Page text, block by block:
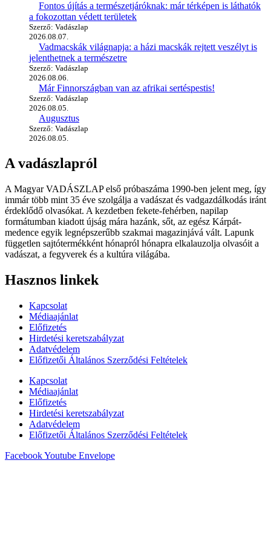
Fontos újítás a természetjáróknak: már térképen is láthatók
a fokozottan védett területek
Szerző: Vadászlap
2026.08.07.
Vadmacskák világnapja: a házi macskák rejtett veszélyt is
jelenthetnek a természetre
Szerző: Vadászlap
2026.08.06.
Már Finnországban van az afrikai sertéspestis!
Szerző: Vadászlap
2026.08.05.
Augusztus
Szerző: Vadászlap
2026.08.05.
A vadászlapról
A Magyar VADÁSZLAP első próbaszáma 1990-ben jelent meg, így
immár több mint 35 éve szolgálja a vadászat és vadgazdálkodás iránt
érdeklődő olvasókat. A kezdetben fekete-fehérben, napilap
formátumban kiadott újság mára hazánk, sőt, az egész Kárpát-
medence egyik legnépszerűbb szakmai magazinjává vált. Lapunk
független sajtótermékként hónapról hónapra elkalauzolja olvasóit a
vadászat, a fegyverek és a kultúra világába.
Hasznos linkek
Kapcsolat
Médiaajánlat
Előfizetés
Hirdetési keretszabályzat
Adatvédelem
Előfizetői Általános Szerződési Feltételek
Kapcsolat
Médiaajánlat
Előfizetés
Hirdetési keretszabályzat
Adatvédelem
Előfizetői Általános Szerződési Feltételek
FacebookYoutube Envelope